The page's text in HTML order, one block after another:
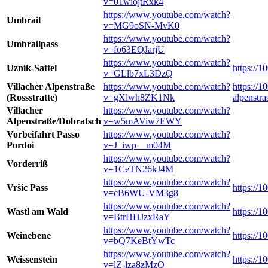
Umbrail
https://www.youtube.com/watch?
v=MG9oSN-MvK0
Umbrailpass
https://www.youtube.com/watch?
v=fo63EQJarjU
Uznik-Sattel
https://www.youtube.com/watch?
v=GLlb7xL3DzQ
https://
Villacher Alpenstraße
(Rossstratte)
https://www.youtube.com/watch?
v=gXlwh8ZK1Nk
https://
Villacher
Alpenstraße/Dobratsch
https://www.youtube.com/watch?
v=w5mAViw7EWY
Vorbeifahrt Passo
Pordoi
https://www.youtube.com/watch?
v=J_iwp__m04M
Vorderriß
https://www.youtube.com/watch?
v=1CeTN26kJ4M
Vršic Pass
https://www.youtube.com/watch?
v=cB6WU-VM3g8
https://
Wastl am Wald
https://www.youtube.com/watch?
v=BtrHHJzxRaY
https://
Weinebene
https://www.youtube.com/watch?
v=bQ7KeBtYwTc
https://
Weissenstein
https://www.youtube.com/watch?
v=lZ-lza8zMzQ
https://